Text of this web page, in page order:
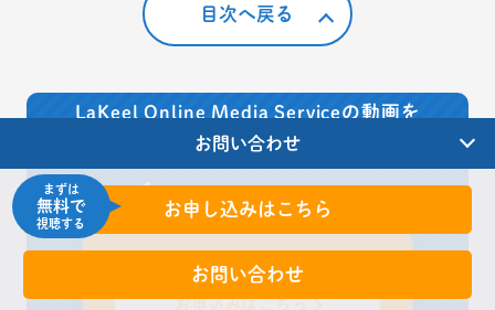
目次へ戻る
LaKeel Online Media Serviceの動画を
でお試しいただけます。
１ 分で完了！すぐ見れる/
無料で視聴してみる
お申込みはこちら
お問い合わせ
まずは
無料で
視聴する
お申し込みはこちら
お問い合わせ